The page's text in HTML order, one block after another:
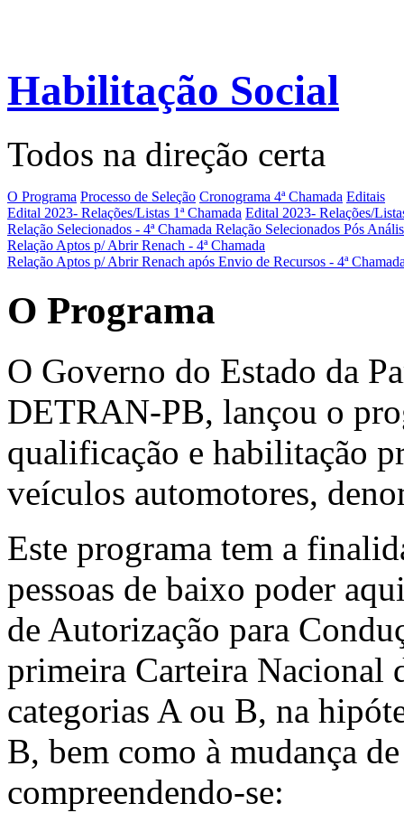
Habilitação Social
Todos na direção certa
O Programa Processo de Seleção Cronograma 4ª Chamada Editais
Edital 2023- Relações/Listas 1ª Chamada Edital 2023- Relações/
Relação Selecionados - 4ª Chamada Relação Selecionados Pós
Relação Aptos p/ Abrir Renach - 4ª Chamada
Relação Aptos p/ Abrir Renach após Envio de Recursos - 4ª
O Programa
O Governo do Estado da
DETRAN-PB, lançou o
qualificação e habilitação
veículos automotores,
Este programa tem a
pessoas de baixo poder
de Autorização para
primeira Carteira Nacional
categorias A ou B, na
B, bem como à mudança
compreendendo-se: